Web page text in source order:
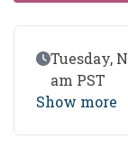
Event Date
Tuesday,
am PST
Show more